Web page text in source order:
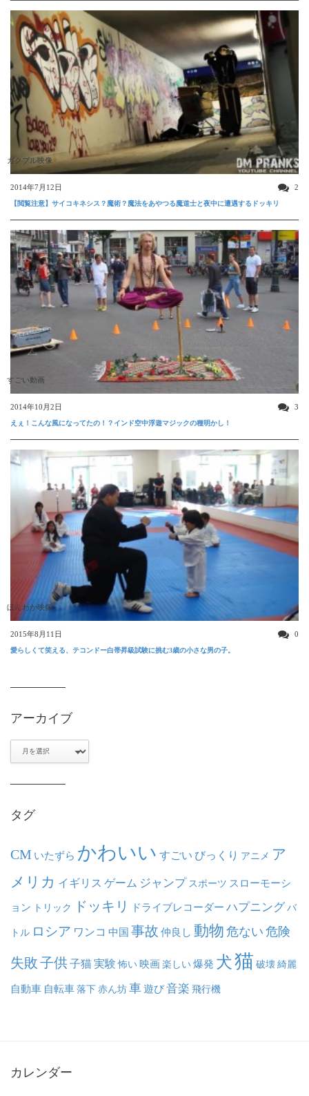
ガクブル映像
2014年7月12日 2
【閲覧注意】サイコキネシス？魔術？魔法をあやつる魔道士と夜中に遭遇するドッキリ
すごい動画
2014年10月2日 3
えぇ！こんな風になってたの！？インド空中浮遊マジックの種明かし！
ほんわか映像
2015年8月11日 0
愛らしくて笑える、テコンドー白帯昇級試験に挑む3歳の小さな男の子。
アーカイブ
タグ
CM いたずら かわいい すごい びっくり アニメ ア
メリカ イギリス ゲーム ジャンプ スポーツ スローモーシ
ョン トリック ドッキリ ドライブレコーダー ハプニング バ
トル ロシア ワンコ 中国 事故 仲良し 動物 危ない 危険
失敗子供子猫実験 怖い映画楽しい爆発 犬猫 破壊綺麗
自動車 自転車落下赤ん坊車遊び音楽 飛行機
カレンダー